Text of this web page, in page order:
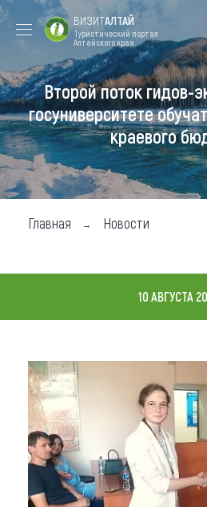
Форум VISIT
ALTAI
Цветение
маральника
Туры
Где побывать
Чем заняться
Карта
Что привезти
О регионе
Коллекция впечатлений
Другие рубрики
ВИЗИТАЛТАЙ
Туристический портал
Алтайского края
Второй поток гидов-
госуниверситете
краевого
Главная Новости
10 АВГУСТА